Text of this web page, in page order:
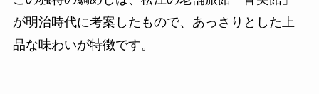
が明治時代に考案したもので、あっさりとした上
品な味わいが特徴です。